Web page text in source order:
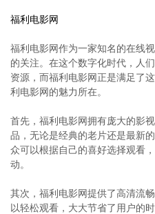
福利电影网
福利电影网作为一家知名的在线
的关注。在这个数字化时代，人
资源，而福利电影网正是满足了
利电影网的魅力所在。
首先，福利电影网拥有庞大的影
品，无论是经典的老片还是最新
众可以根据自己的喜好选择观看
动。
其次，福利电影网提供了高清流
以轻松观看，大大节省了用户的